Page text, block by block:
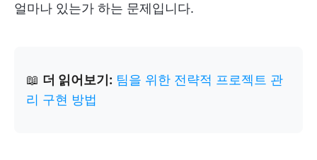
얼마나 있는가 하는 문제입니다.
📖 더 읽어보기: 팀을 위한 전략적 프로젝트 관
리 구현 방법